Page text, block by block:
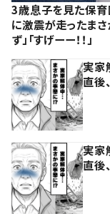
3歳息子を見た保育
に激震が走ったま
ず」「すげーー！！」
実家
直後
実家
直後